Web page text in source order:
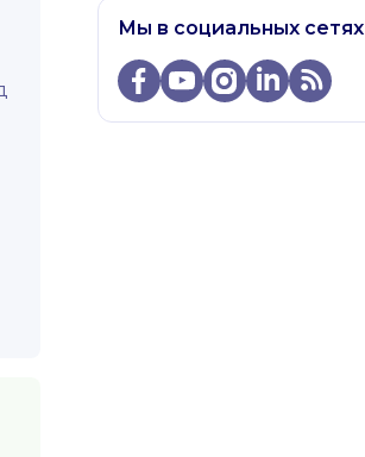
Мы в социальных сетях